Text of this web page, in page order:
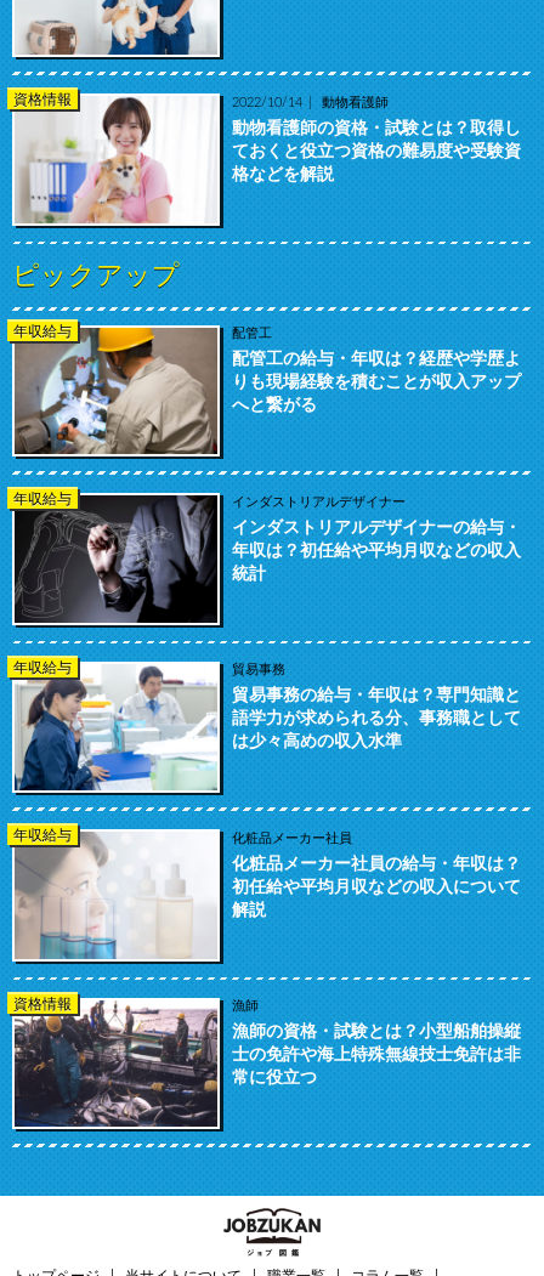
資格情報 2022/10/14 動物看護師
動物看護師の資格・試験とは？取得し
ておくと役立つ資格の難易度や受験資
格などを解説
ピックアップ
年収給与 配管工
配管工の給与・年収は？経歴や学歴よ
りも現場経験を積むことが収入アップ
へと繋がる
年収給与 インダストリアルデザイナー
インダストリアルデザイナーの給与・
年収は？初任給や平均月収などの収入
統計
年収給与 貿易事務
貿易事務の給与・年収は？専門知識と
語学力が求められる分、事務職として
は少々高めの収入水準
年収給与 化粧品メーカー社員
化粧品メーカー社員の給与・年収は？
初任給や平均月収などの収入について
解説
資格情報 漁師
漁師の資格・試験とは？小型船舶操縦
士の免許や海上特殊無線技士免許は非
常に役立つ